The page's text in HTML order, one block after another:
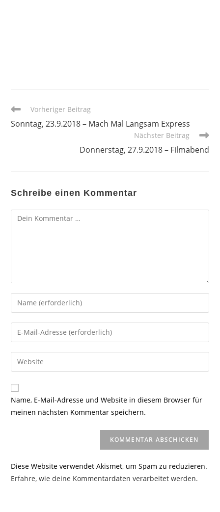
Weitere
ansehen
Vorheriger Beitrag
Sonntag, 23.9.2018 – Mach Mal Langsam Express
Nächster Beitrag
Donnerstag, 27.9.2018 – Filmabend
Schreibe einen Kommentar
Kommentar
Gib
deinen
Namen
oder
zum
Kommentieren
ein
Gib
deine
E-
Mail-
zum
Kommentieren
ein
Gib
deine
Website-
URL
Name, E-Mail-Adresse und Website in diesem Browser für
meinen nächsten Kommentar speichern.
Diese Website verwendet Akismet, um Spam zu reduzieren.
Erfahre, wie deine Kommentardaten verarbeitet werden.